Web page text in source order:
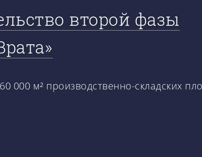
второй фазы
000 м² производственно-складских